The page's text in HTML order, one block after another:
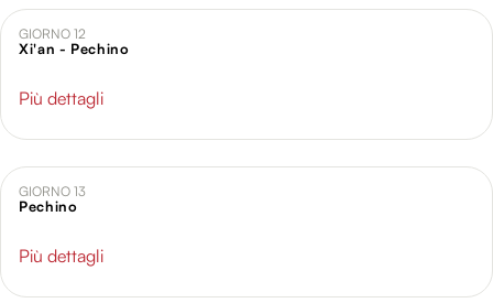
GIORNO 12
Xi'an - Pechino
Più dettagli
GIORNO 13
Pechino
Più dettagli